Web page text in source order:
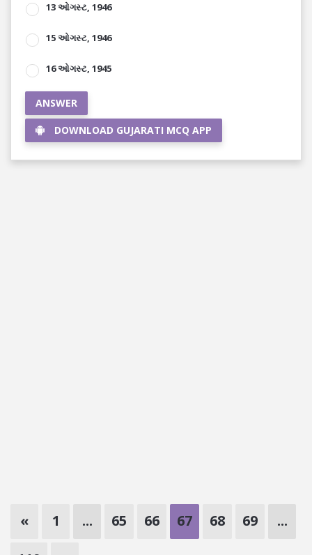
13 ઓગસ્ટ, 1946
15 ઓગસ્ટ, 1946
16 ઓગસ્ટ, 1945
ANSWER
DOWNLOAD GUJARATI MCQ APP
« 1 ... 65 66 67 68 69 ...